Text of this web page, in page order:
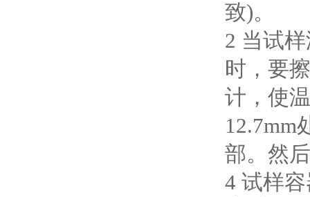
致)。
2 当试
时，要
计，使
12.7mm
部。然
4 试样